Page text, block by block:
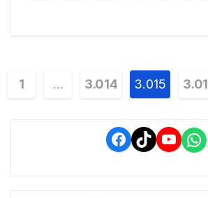
1 … 3.014 3.015
Facebook
TikTok